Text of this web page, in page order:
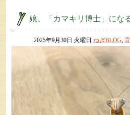
娘、「カマキリ博士」にな
2025年9月30日 火曜日 ねぎBLOG,